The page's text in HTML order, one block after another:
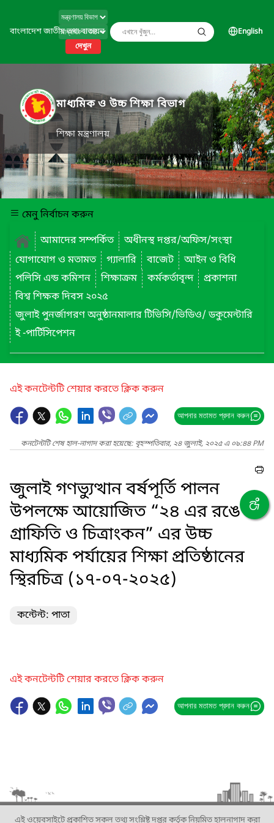
বাংলাদেশ জাতীয় তথ্য বাতায়ন
দেখুন
English
মাধ্যমিক ও উচ্চ শিক্ষা বিভাগ
শিক্ষা মন্ত্রণালয়
মেনু নির্বাচন করুন
আমাদের সম্পর্কিত
অধীনস্থ দপ্তর/অফিস/সংস্থা
যোগাযোগ ও মতামত
গ্যালারি বাজেট
আইন ও বিধি
পলিসি এন্ড কমিশন
শিক্ষাক্রম কর্মকর্তাবৃন্দ
প্রকাশনা
বিশ্ব শিক্ষক দিবস ২০২৫
জুলাই পুনর্জাগরণ অনুষ্ঠানমালার টিভিসি/ভিডিও/ ডকুমেন্টারি
ই -পার্টিসিপেশন
এই কনটেন্টটি শেয়ার করতে ক্লিক করুন
আপনার মতামত প্রদান করুন
কনটেন্টটি শেষ হাল-নাগাদ করা হয়েছে: বৃহস্পতিবার, ২৪ জুলাই, ২০২৫ এ ০৯:৪৪ PM
জুলাই গণভ্যুত্থান বর্ষপূর্তি পালন
উপলক্ষে আয়োজিত “২৪ এর রঙে
গ্রাফিতি ও চিত্রাংকন” এর উচ্চ
মাধ্যমিক পর্যায়ের শিক্ষা প্রতিষ্ঠানের
স্থিরচিত্র (১৭-০৭-২০২৫)
কন্টেন্ট: পাতা
এই কনটেন্টটি শেয়ার করতে ক্লিক করুন
আপনার মতামত প্রদান করুন
এই ওয়েবসাইটে প্রকাশিত সকল তথ্য সংশ্লিষ্ট দপ্তর কর্তৃক নিয়মিত হালনাগাদ করা